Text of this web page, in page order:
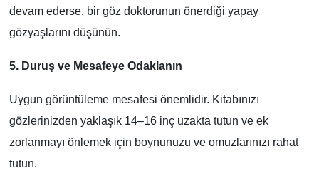
devam ederse, bir göz doktorunun önerdiği yapay
gözyaşlarını düşünün.
5. Duruş ve Mesafeye Odaklanın
Uygun görüntüleme mesafesi önemlidir. Kitabınızı
gözlerinizden yaklaşık 14–16 inç uzakta tutun ve ek
zorlanmayı önlemek için boynunuzu ve omuzlarınızı rahat
tutun.